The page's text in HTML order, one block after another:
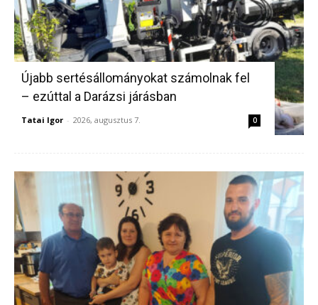
Újabb sertésállományokat számolnak fel
– ezúttal a Darázsi járásban
Tatai Igor - 2026, augusztus 7. 0